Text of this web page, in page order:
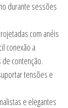
durante sessões
com anéis
conexão a
contenção.
tensões e
e elegantes